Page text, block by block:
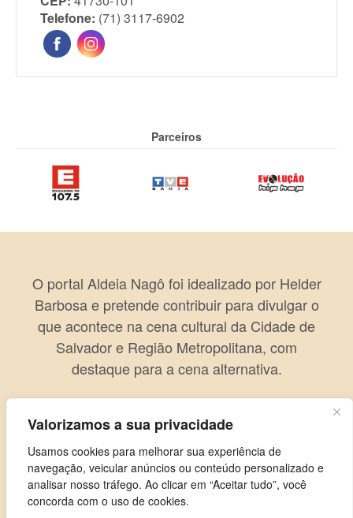
Valorizamos a sua privacidade
Usamos cookies para melhorar sua experiência de
navegação, veicular anúncios ou conteúdo personalizado e
analisar nosso tráfego. Ao clicar em “Aceitar tudo”, você
concorda com o uso de cookies.
Telefone: (71) 3117-6902
Parceiros
O portal Aldeia Nagô foi idealizado por Helder
Barbosa e pretende contribuir para divulgar o
que acontece na cena cultural da Cidade de
Salvador e Região Metropolitana, com
destaque para a cena alternativa.